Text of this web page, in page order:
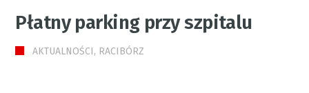
Płatny parking przy szpitalu
AKTUALNOŚCI, RACIBÓRZ